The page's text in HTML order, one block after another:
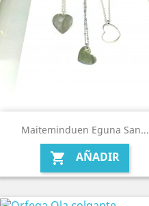
Maiteminduen Eguna San...
 AÑADIR